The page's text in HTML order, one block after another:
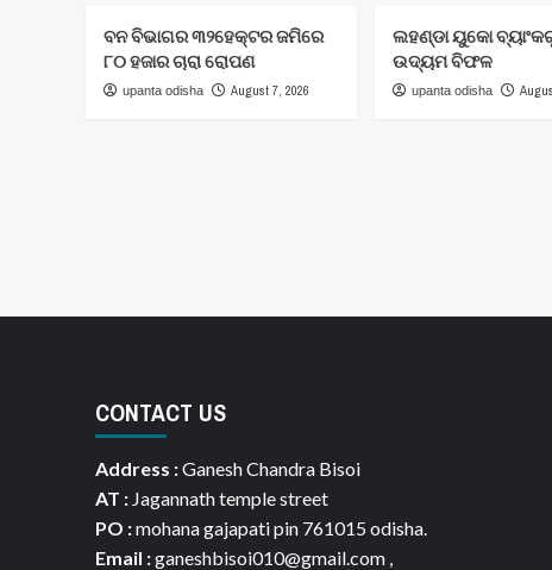
ବନ ବିଭାଗର ୩୨ହେକ୍ଟର ଜମିରେ
୮୦ ହଜାର ଚାରା ରୋପଣ
upanta odisha August 7, 2026
ଲହଣ୍ଡା ୟୁକୋ
ଉଦ୍ୟମ ବିଫଳ
upanta odisha
CONTACT US
Address :Ganesh Chandra Bisoi
AT :Jagannath temple street
PO :mohana gajapati pin 761015 odisha.
Email :ganeshbisoi010@gmail.com ,